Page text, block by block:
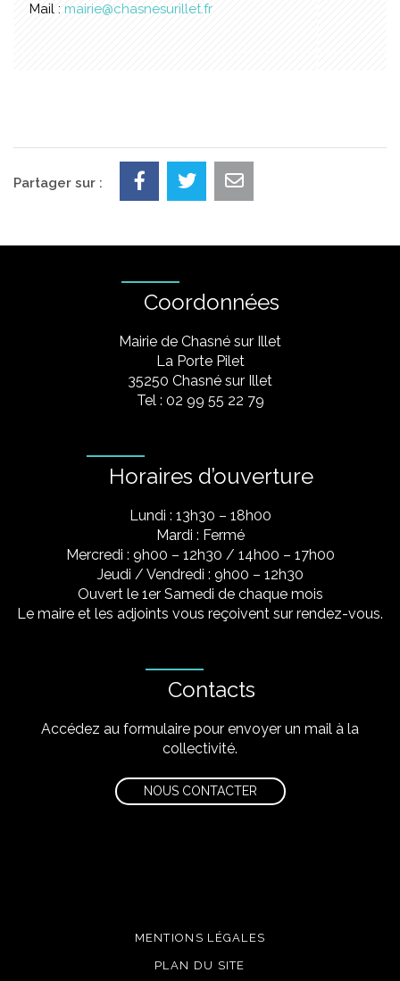
Mail : mairie@chasnesurillet.fr
Partager sur :
Coordonnées
Mairie de Chasné sur Illet
La Porte Pilet
35250 Chasné sur Illet
Tel : 02 99 55 22 79
Horaires d’ouverture
Lundi : 13h30 – 18h00
Mardi : Fermé
Mercredi : 9h00 – 12h30 / 14h00 – 17h00
Jeudi / Vendredi : 9h00 – 12h30
Ouvert le 1er Samedi de chaque mois
Le maire et les adjoints vous reçoivent sur rendez-vous.
Contacts
Accédez au formulaire pour envoyer un mail à la
collectivité.
NOUS CONTACTER
MENTIONS LÉGALES
PLAN DU SITE